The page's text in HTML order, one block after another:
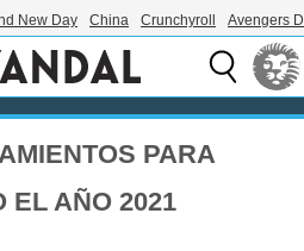
New Day China Crunchyroll Avengers
PARA
EL AÑO 2021